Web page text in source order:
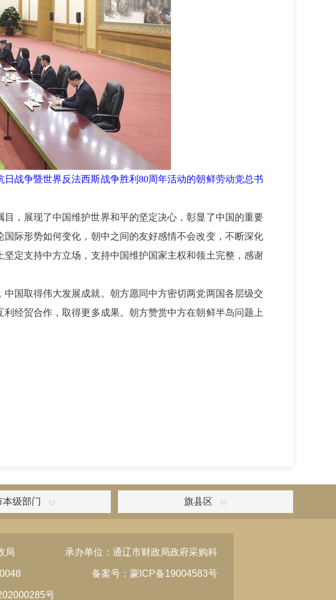
战争暨世界反法西斯战争胜利80周年活动的朝鲜劳动党总书
，展现了中国维护世界和平的坚定决心，彰显了中国的重要
际形势如何变化，朝中之间的友好感情不会改变，不断深化
定支持中方立场，支持中国维护国家主权和领土完整，感谢
国取得伟大发展成就。朝方愿同中方密切两党两国各层级交
经贸合作，取得更多成果。朝方赞赏中方在朝鲜半岛问题上
本级部门 旗县区
局 承办单位：通辽市财政局政府采购科
备案号：蒙ICP备19004583号
号